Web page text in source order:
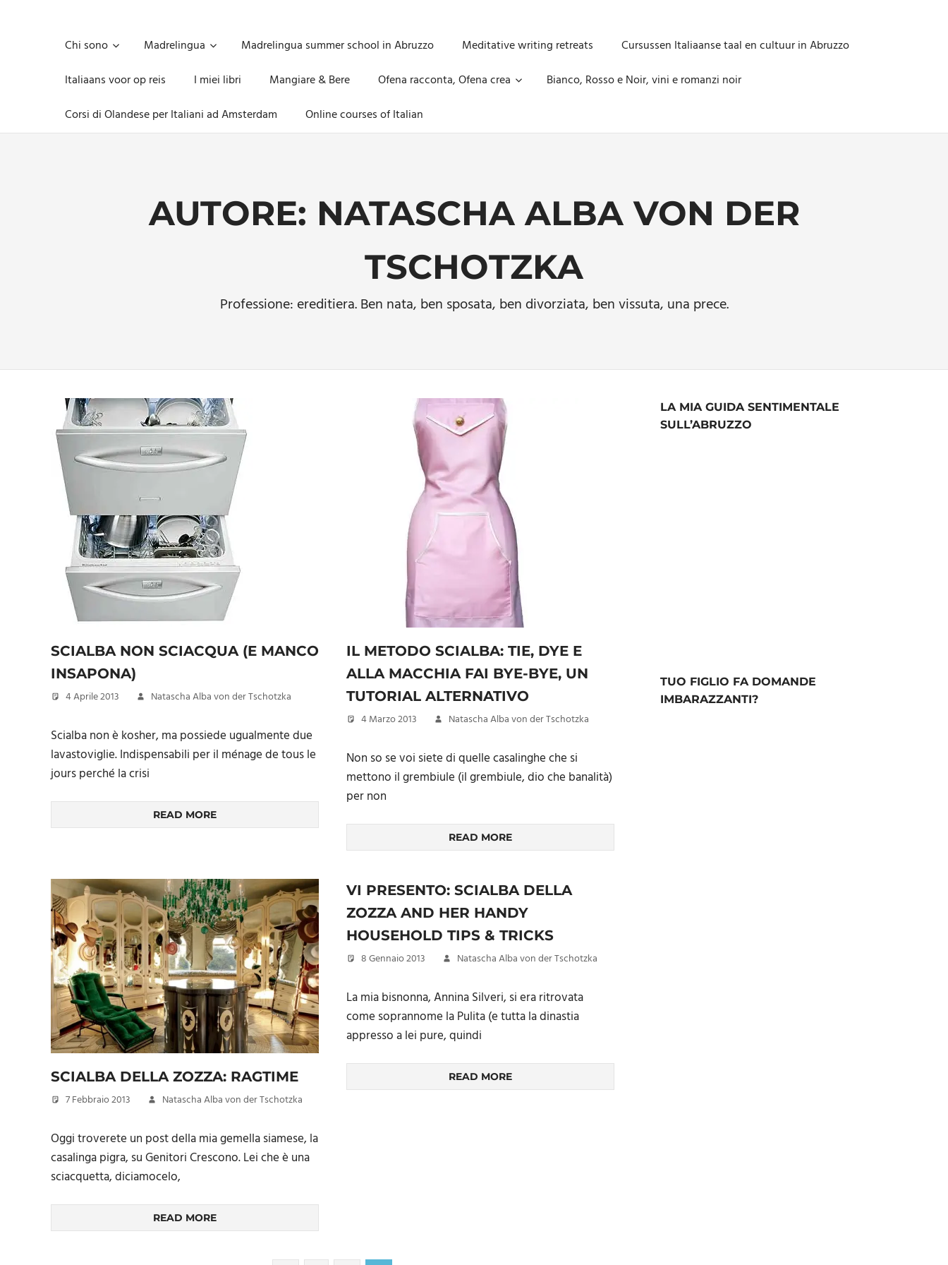
imprescindibile,
inevitabile
Mammamsterdam
oggi
anche
Chi sono Madrelingua Madrelingua summer school in Abruzzo Meditative writing retreats
Cursussen Italiaanse taal en cultuur in Abruzzo
Italiaans voor op reis
I miei libri Mangiare & Bere Ofena racconta, Ofena crea
Bianco, Rosso e Noir, vini e romanzi noir
Corsi di Olandese per Italiani ad Amsterdam
Online courses of Italian
AUTORE: NATASCHA ALBA VON DER
TSCHOTZKA
Professione: ereditiera. Ben nata, ben sposata, ben divorziata, ben vissuta, una prece.
SCIALBA NON SCIACQUA (E MANCO
INSAPONA)
4 Aprile 2013 Natascha Alba von der Tschotzka
Scialba non è kosher, ma possiede ugualmente due
lavastoviglie. Indispensabili per il ménage de tous le
jours perché la crisi
READ MORE
IL METODO SCIALBA: TIE, DYE E
ALLA MACCHIA FAI BYE-BYE, UN
TUTORIAL ALTERNATIVO
4 Marzo 2013 Natascha Alba von der Tschotzka
Non so se voi siete di quelle casalinghe che si
mettono il grembiule (il grembiule, dio che banalità)
per non
READ MORE
SCIALBA DELLA ZOZZA: RAGTIME
7 Febbraio 2013 Natascha Alba von der Tschotzka
Oggi troverete un post della mia gemella siamese, la
casalinga pigra, su Genitori Crescono. Lei che è una
sciacquetta, diciamocelo,
READ MORE
VI PRESENTO: SCIALBA DELLA
ZOZZA AND HER HANDY
HOUSEHOLD TIPS & TRICKS
8 Gennaio 2013 Natascha Alba von der Tschotzka
La mia bisnonna, Annina Silveri, si era ritrovata
come soprannome la Pulita (e tutta la dinastia
appresso a lei pure, quindi
READ MORE
LA MIA GUIDA SENTIMENTALE
SULL’ABRUZZO
TUO FIGLIO FA DOMANDE
IMBARAZZANTI?